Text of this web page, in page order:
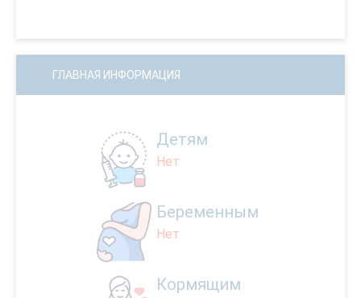
ГЛАВНАЯ ИНФОРМАЦИЯ
Детям
Нет
Беременным
Нет
Кормящим